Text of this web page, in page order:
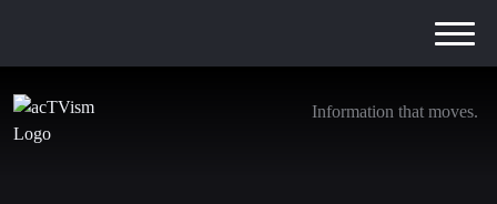
Information that moves.